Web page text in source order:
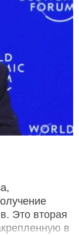
Это вторая
в